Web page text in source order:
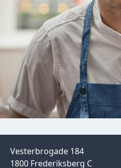
Vesterbrogade 184
1800 Frederiksberg C